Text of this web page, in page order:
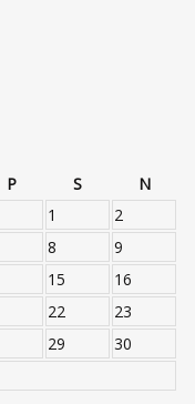
P S
N
1
2
8
9
15
16
22
23
29
30